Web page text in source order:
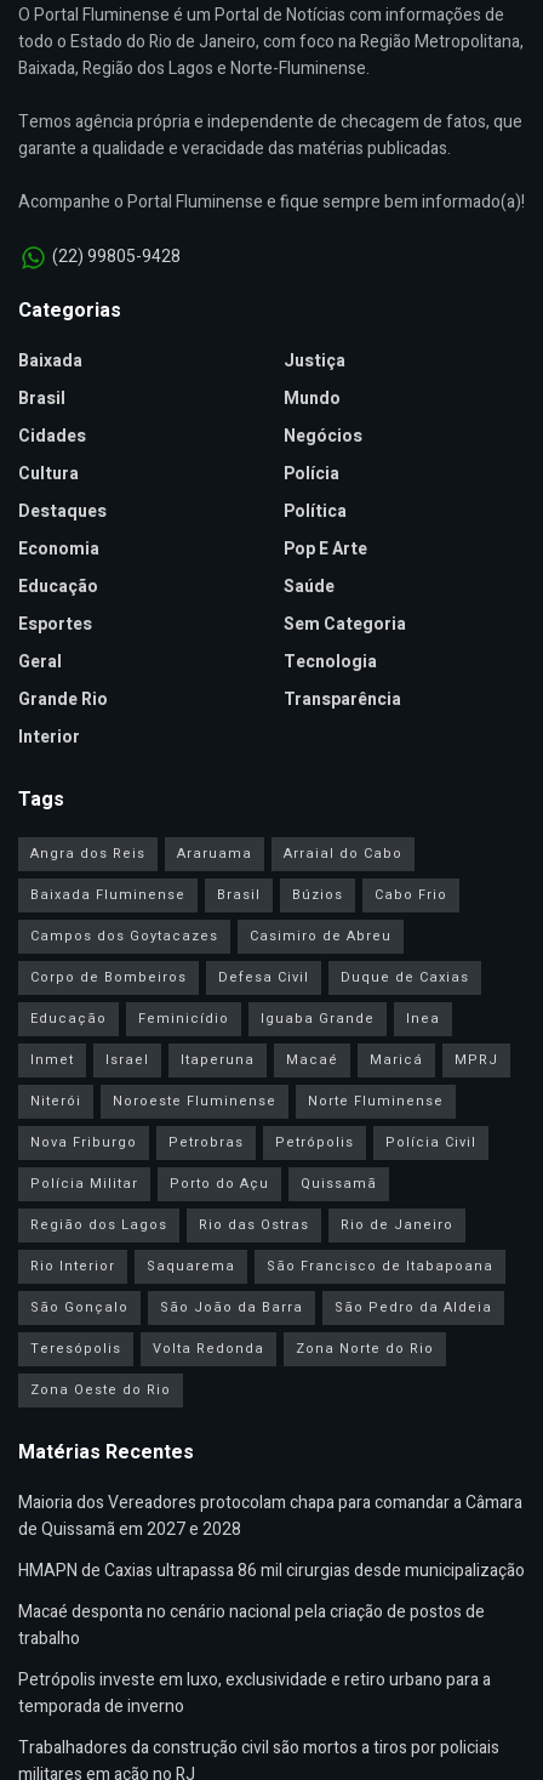
O Portal Fluminense é um Portal de Notícias com informações de
todo o Estado do Rio de Janeiro, com foco na Região Metropolitana,
Baixada, Região dos Lagos e Norte-Fluminense.
Temos agência própria e independente de checagem de fatos, que
garante a qualidade e veracidade das matérias publicadas.
Acompanhe o Portal Fluminense e fique sempre bem informado(a)!
(22) 99805-9428
Categorias
Baixada
Brasil
Cidades
Cultura
Destaques
Economia
Educação
Esportes
Geral
Grande Rio
Interior
Justiça
Mundo
Negócios
Polícia
Política
Pop E Arte
Saúde
Sem Categoria
Tecnologia
Transparência
Tags
Angra dos Reis Araruama
Arraial do Cabo
Baixada Fluminense
Brasil Búzios
Cabo Frio
Campos dos Goytacazes
Casimiro de Abreu
Corpo de Bombeiros
Defesa Civil
Duque de Caxias
Educação
Feminicídio Iguaba Grande
Inea
Inmet
Israel Itaperuna Macaé Maricá
MPRJ
Niterói
Noroeste Fluminense
Norte Fluminense
Nova Friburgo
Petrobras Petrópolis
Polícia Civil
Polícia Militar
Porto do Açu
Quissamã
Região dos Lagos
Rio das Ostras
Rio de Janeiro
Rio Interior
Saquarema
São Francisco de Itabapoana
São Gonçalo
São João da Barra
São Pedro da Aldeia
Teresópolis
Volta Redonda
Zona Norte do Rio
Zona Oeste do Rio
Matérias Recentes
Maioria dos Vereadores protocolam chapa para comandar a Câmara
de Quissamã em 2027 e 2028
HMAPN de Caxias ultrapassa 86 mil cirurgias desde municipalização
Macaé desponta no cenário nacional pela criação de postos de
trabalho
Petrópolis investe em luxo, exclusividade e retiro urbano para a
temporada de inverno
Trabalhadores da construção civil são mortos a tiros por policiais
militares em ação no RJ